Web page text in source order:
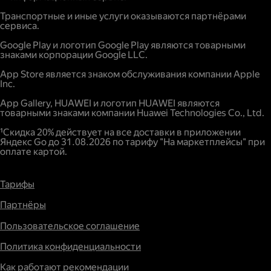
Повышенный спрос.
Транспортные и иные услуги оказываются партнёрами
сервиса.
Google Play и логотип Google Play являются товарными
знаками корпорации Google LLC.
App Store является знаком обслуживания компании Apple
Inc.
App Gallery, HUAWEI и логотип HUAWEI являются
товарными знаками компании Huawei Technologies Co., Ltd.
¹Скидка 20% действует на все доставки в приложении
Яндекс Go до 31.08.2026 по тарифу "На маркетплейсы" при
оплате картой.
Тарифы
Партнёры
Пользовательское соглашение
Политика конфиденциальности
Как работают рекомендации